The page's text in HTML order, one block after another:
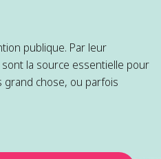
publique. Par leur
la source essentielle pour
grand chose, ou parfois